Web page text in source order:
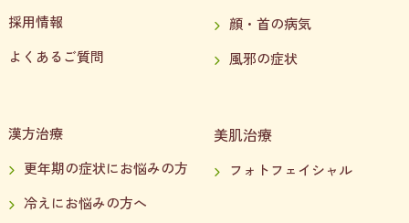
採用情報
よくあるご質問
顔・首の病気
風邪の症状
漢方治療
更年期の症状にお悩みの方
冷えにお悩みの方へ
美肌治療
フォトフェイシャル